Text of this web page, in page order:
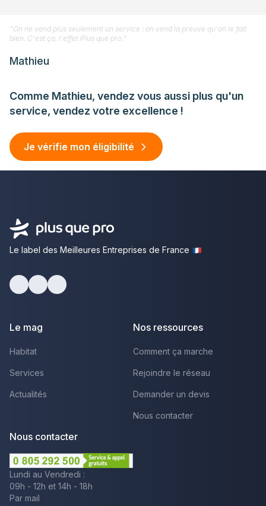
Comme Mathieu, vendez vous aussi plus qu'un
service, vendez votre excellence !
Je vérifie mon éligibilité
"On ne vend plus seulement un service : on vend la preuve qu'on le fait
bien. C'est ça, l'effet Plus que pro."
Mathieu
Le label des Meilleures Entreprises de France
Le mag
Habitat
Services
Actualités
Nos ressources
Comment ça marche
Rejoindre le réseau
Demander un devis
Nous contacter
Nous contacter
Lundi au Vendredi :
09h - 12h et 14h - 18h
Par mail